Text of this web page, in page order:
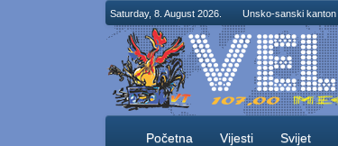
Saturday, 8. August 2026. Unsko-sanski kanton
Početna Vijesti Svijet